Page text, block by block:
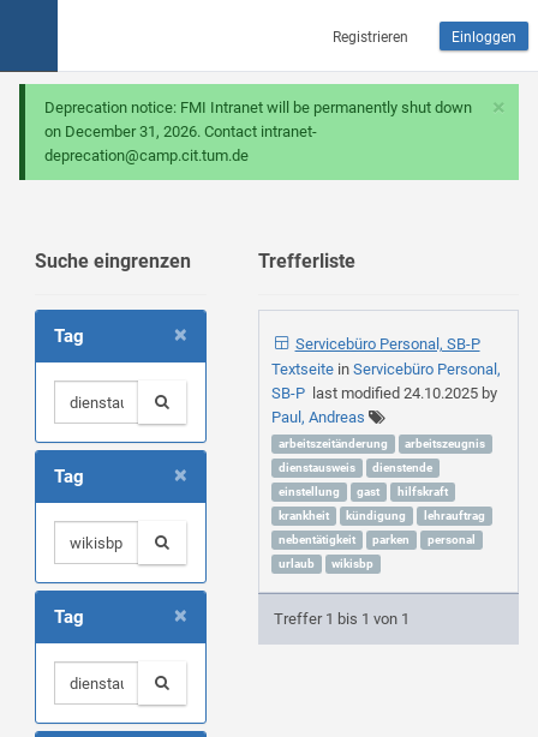
Registrieren Einloggen
×
Deprecation notice: FMI Intranet will be permanently shut down
on December 31, 2026. Contact intranet-
deprecation@camp.cit.tum.de
Suche eingrenzen
×
Tag
×
Tag
×
Tag
Trefferliste
Servicebüro Personal, SB-P
Textseite in Servicebüro Personal,
SB-Plast modified 24.10.2025by
Paul, Andreas
arbeitszeitänderung
arbeitszeugnis
dienstausweis
dienstende
einstellung
gast
hilfskraft
krankheit
kündigung
lehrauftrag
nebentätigkeit
parken
personal
urlaub
wikisbp
Treffer 1 bis 1 von 1